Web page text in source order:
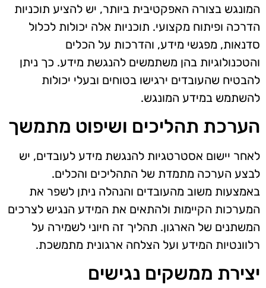
המונגש בצורה האפקטיבית ביותר, יש להציע תוכניות
הדרכה ופיתוח מקצועי. תוכניות אלה יכולות לכלול
סדנאות, מפגשי מידע, והדרכות על הכלים
והטכנולוגיות בהן משתמשים להנגשת מידע. כך ניתן
להבטיח שהעובדים ירגישו בטוחים ובעלי יכולות
להשתמש במידע המונגש.
הערכת תהליכים ושיפוט מתמשך
לאחר יישום אסטרטגיות להנגשת מידע לעובדים, יש
לבצע הערכה מתמדת של התהליכים והכלים.
באמצעות משוב מהעובדים והנהלה ניתן לשפר את
המערכות הקיימות ולהתאים את המידע הנגיש לצרכים
המשתנים של הארגון. תהליך זה חיוני לשמירה על
רלוונטיות המידע ועל הצלחה ארגונית מתמשכת.
יצירת ממשקים נגישים